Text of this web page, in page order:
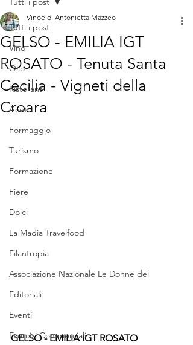
Tutti i post
Vino
Olio
Ristoranti
Aceto
Formaggio
Turismo
Formazione
Fiere
Dolci
La Madia Travelfood
Filantropia
Associazione Nazionale Le Donne del
Editoriali
Eventi
Esercizi Commerciali
GELSO - EMILIA IGT
ROSATO - Tenuta Santa
Cecilia - Vigneti della
Croara
Vinoè di Antonietta Mazzeo
GELSO - EMILIA IGT ROSATO